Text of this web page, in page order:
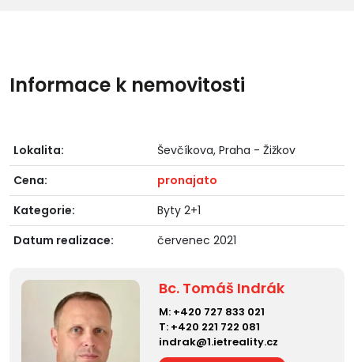
Informace k nemovitosti
Lokalita:
Ševčíkova, Praha - Žižkov
Cena:
pronajato
Kategorie:
Byty 2+1
Datum realizace:
červenec 2021
Bc. Tomáš Indrák
M: +420 727 833 021
T: +420 221 722 081
indrak@1.ietreality.cz